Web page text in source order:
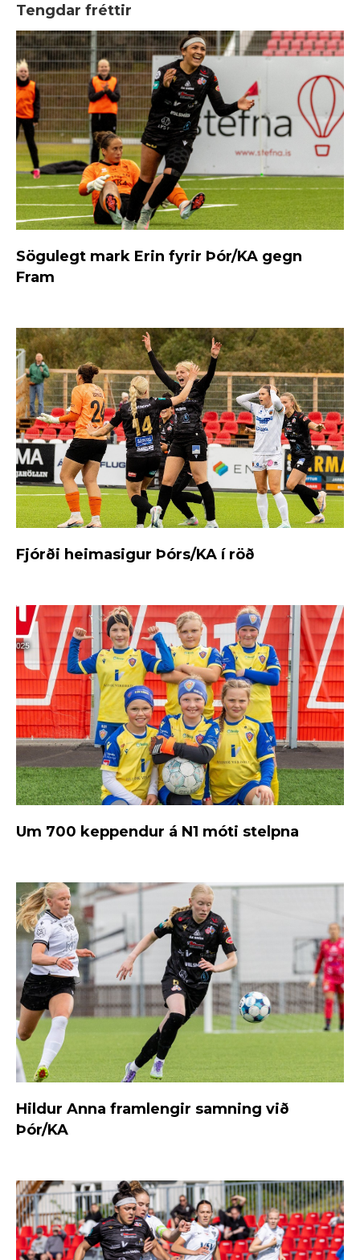
Tengdar fréttir
Sögulegt mark Erin fyrir Þór/KA gegn
Fram
Fjórði heimasigur Þórs/KA í röð
Um 700 keppendur á N1 móti stelpna
Hildur Anna framlengir samning við
Þór/KA